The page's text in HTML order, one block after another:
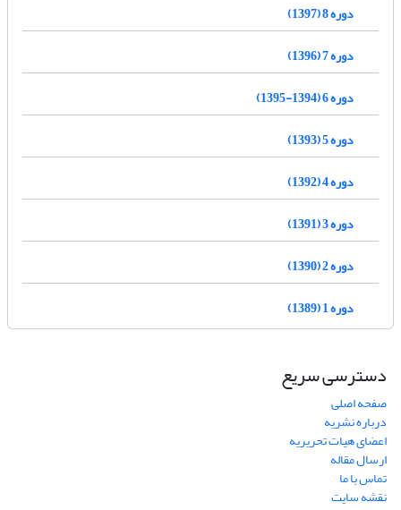
دوره 8 (1397)
دوره 7 (1396)
دوره 6 (1394-1395)
دوره 5 (1393)
دوره 4 (1392)
دوره 3 (1391)
دوره 2 (1390)
دوره 1 (1389)
دسترسی سریع
صفحه اصلی
درباره نشریه
اعضای هیات تحریریه
ارسال مقاله
تماس با ما
نقشه سایت